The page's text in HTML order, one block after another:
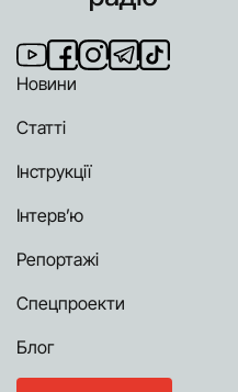
Новини
Статті
Інструкції
Інтерв’ю
Репортажі
Спецпроекти
Блог